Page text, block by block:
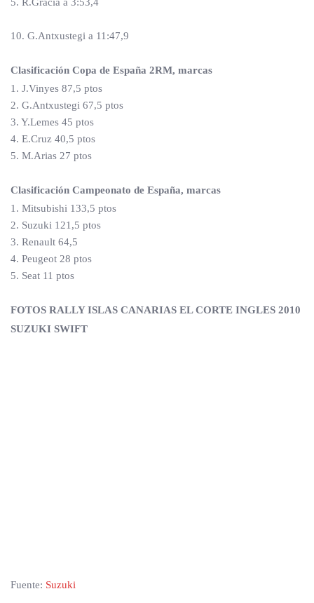
10. G.Antxustegi a 11:47,9
Clasificación Copa de España 2RM, marcas
1. J.Vinyes 87,5 ptos
2. G.Antxustegi 67,5 ptos
3. Y.Lemes 45 ptos
4. E.Cruz 40,5 ptos
5. M.Arias 27 ptos
Clasificación Campeonato de España, marcas
1. Mitsubishi 133,5 ptos
2. Suzuki 121,5 ptos
3. Renault 64,5
4. Peugeot 28 ptos
5. Seat 11 ptos
FOTOS RALLY ISLAS CANARIAS EL CORTE INGLES 2010
SUZUKI SWIFT
Fuente: Suzuki